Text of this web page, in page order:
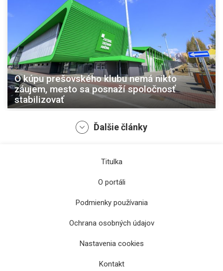
O kúpu prešovského klubu nemá nikto
záujem, mesto sa posnaží spoločnosť
stabilizovať
Jakubko, Mucha či Gernát v Prešove:
Futbalový deň detí ponúkne pútavé zápasy aj
Ďalšie články
Titulka
O portáli
Podmienky používania
Ochrana osobných údajov
Nastavenia cookies
Kontakt